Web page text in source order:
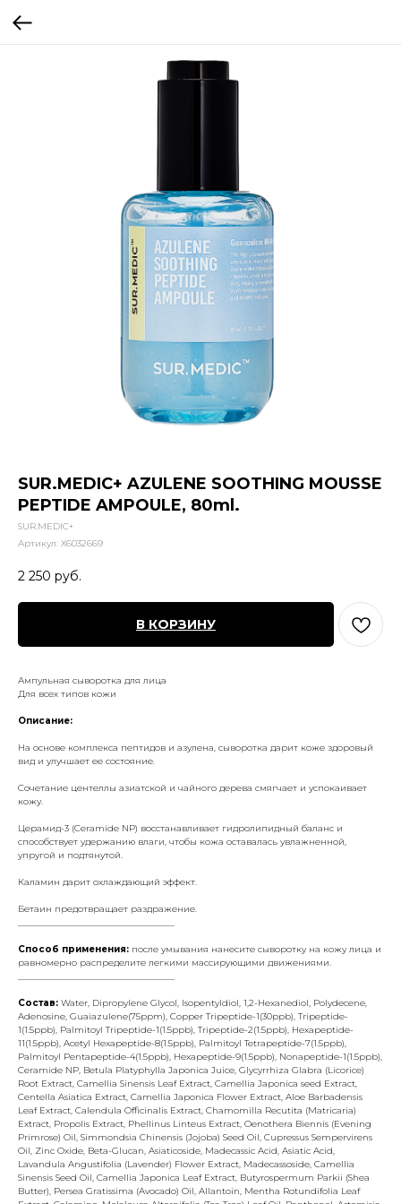
SUR.MEDIC+ AZULENE SOOTHING MOUSSE
PEPTIDE AMPOULE, 80ml.
SUR.MEDIC+
Артикул: X6032669
2 250 руб.
В КОРЗИНУ
Ампульная сыворотка для лица
Для всех типов кожи
Описание:
На основе комплекса пептидов и азулена, сыворотка дарит коже здоровый
вид и улучшает ее состояние.
Сочетание центеллы азиатской и чайного дерева смягчает и успокаивает
кожу.
Церамид-3 (Ceramide NP) восстанавливает гидролипидный баланс и
способствует удержанию влаги, чтобы кожа оставалась увлажненной,
упругой и подтянутой.
Каламин дарит охлаждающий эффект.
Бетаин предотвращает раздражение.
Способ применения: после умывания нанесите сыворотку на кожу лица и
равномерно распределите легкими массирующими движениями.
Состав: Water, Dipropylene Glycol, Isopentyldiol, 1,2-Hexanediol, Polydecene,
Adenosine, Guaiazulene(75ppm), Copper Tripeptide-1(30ppb), Tripeptide-
1(1.5ppb), Palmitoyl Tripeptide-1(1.5ppb), Tripeptide-2(1.5ppb), Hexapeptide-
11(1.5ppb), Acetyl Hexapeptide-8(1.5ppb), Palmitoyl Tetrapeptide-7(1.5ppb),
Palmitoyl Pentapeptide-4(1.5ppb), Hexapeptide-9(1.5ppb), Nonapeptide-1(1.5ppb),
Ceramide NP, Betula Platyphylla Japonica Juice, Glycyrrhiza Glabra (Licorice)
Root Extract, Camellia Sinensis Leaf Extract, Camellia Japonica seed Extract,
Centella Asiatica Extract, Camellia Japonica Flower Extract, Aloe Barbadensis
Leaf Extract, Calendula Officinalis Extract, Chamomilla Recutita (Matricaria)
Extract, Propolis Extract, Phellinus Linteus Extract, Oenothera Biennis (Evening
Primrose) Oil, Simmondsia Chinensis (Jojoba) Seed Oil, Cupressus Sempervirens
Oil, Zinc Oxide, Beta-Glucan, Asiaticoside, Madecassic Acid, Asiatic Acid,
Lavandula Angustifolia (Lavender) Flower Extract, Madecassoside, Camellia
Sinensis Seed Oil, Camellia Japonica Leaf Extract, Butyrospermum Parkii (Shea
Butter), Persea Gratissima (Avocado) Oil, Allantoin, Mentha Rotundifolia Leaf